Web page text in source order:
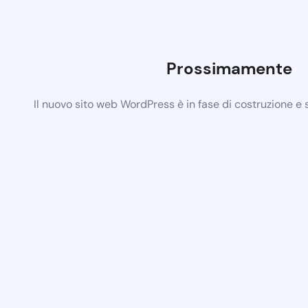
Prossimamente
Il nuovo sito web WordPress è in fase di costruzione